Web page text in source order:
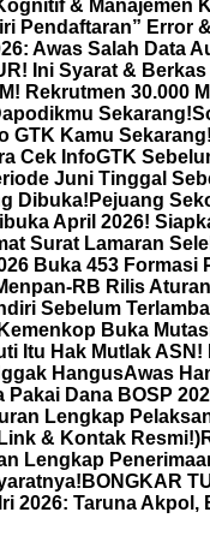
& Manajemen
Pendaftaran” Error
Awas Salah Data
Ini Syarat &
Rekrutmen 30.000
Sekarang!
GTK Kamu Sekarang!
Cek InfoGTK
Juni Tinggal
Dibuka! Pejuang
April 2026!
Surat Lamaran
Buka 453
RB Rilis
Sebelum
Buka
Itu Hak Mutlak
HangusAwas
Dana BOSP
Lengkap
& Kontak Resmi!)
Lengkap
BONGKAR
2026: Taruna Akpol,